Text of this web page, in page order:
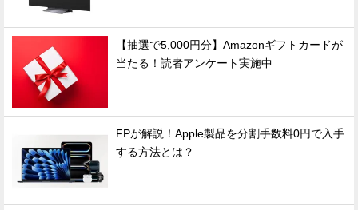
【抽選で5,000円分】Amazonギフトカードが
当たる！読者アンケート実施中
FPが解説！Apple製品を分割手数料0円で入手
する方法とは？